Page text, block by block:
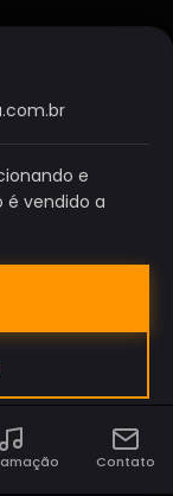
e
é vendido a
Contato